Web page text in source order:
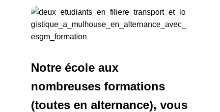
Notre école aux
nombreuses formations
(toutes en alternance), vous